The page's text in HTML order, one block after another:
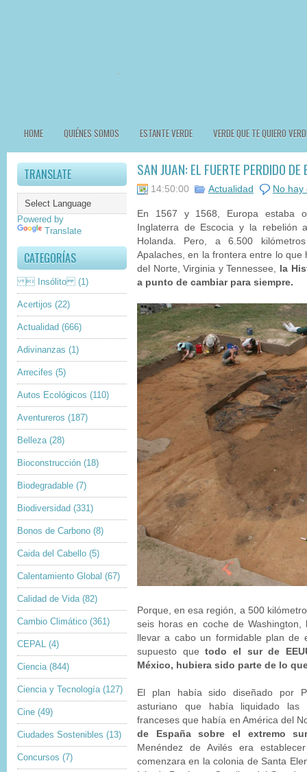
HOME QUIÉNES SOMOS ESTANTE VERDE VERDE QUE TE QUIERO
TRANSLATE
Powered by
Translate
CATEGORÍAS
 Insólito (1)
Acertijos (22)
Actualidad (666)
Adivinanzas (1)
Arrecifes (5)
Autos Ecológicos (110)
Aventureros (187)
Belleza (28)
Bioconstrucción (18)
Biodegradable (7)
Biodiversidad (331)
Bonos de Carbono (8)
Caida del Cabello (5)
Calentamiento Global (67)
Calidad de Vida (82)
Cambio Climático (361)
CEPAL (4)
Ciencia (844)
Ciencia y Tecnología (127)
Cine (49)
Ciudades Sostenibles (13)
Concursos (7)
SAN JUAN: EL FUERTE PERDIDO
14:50:00 Actualidad No hay
En 1567 y 1568, Europa estaba
Inglaterra de Escocia y la rebelión
Holanda. Pero, a 6.500
Apalaches, en la frontera entre lo que
del Norte, Virginia y Tennessee,
la
a punto de cambiar para siempre.
Porque, en esa región, a 500
seis horas en coche de
llevar a cabo un formidable plan de
supuesto quetodo el sur de
México, hubiera sido parte de lo
El plan había sido diseñado por
asturiano que había liquidado las
franceses que había en América del
de España sobre el extremo
Menéndez de Avilés era
comenzara en la colonia de Santa